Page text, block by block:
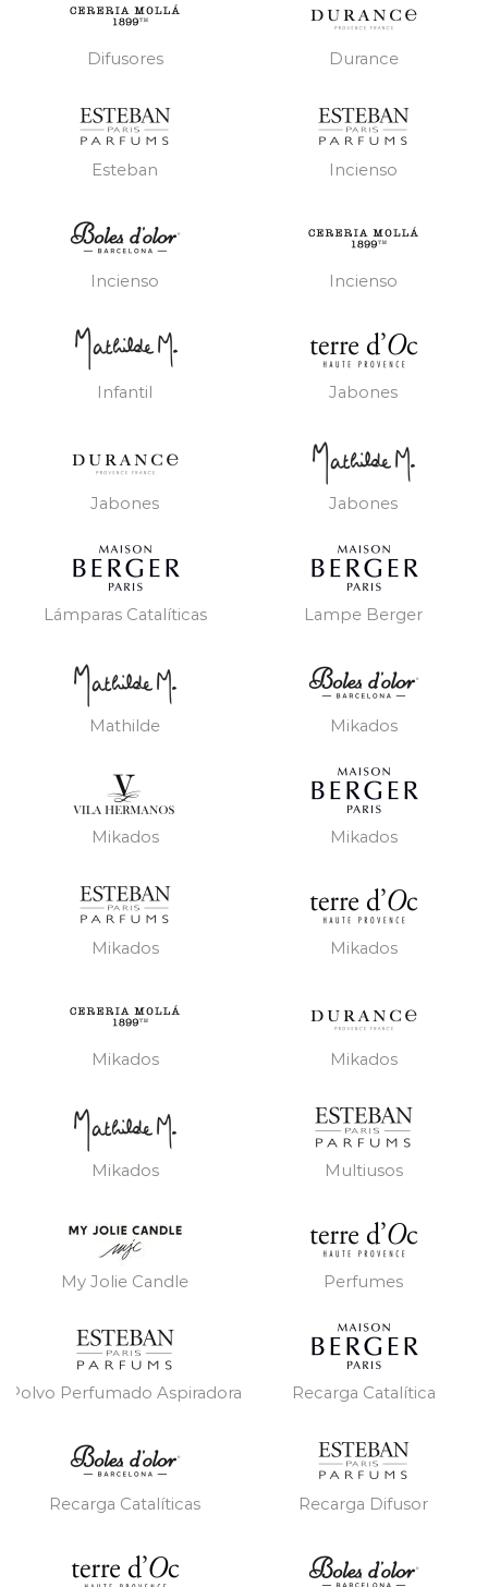
Difusores Durance
Esteban Incienso
Incienso Incienso
Infantil Jabones
Jabones Jabones
Lámparas Catalíticas Lampe Berger
Mathilde Mikados
Mikados Mikados
Mikados Mikados
Mikados Mikados
Mikados Multiusos
My Jolie Candle Perfumes
Polvo Perfumado Aspiradora Recarga Catalítica
Recarga Catalíticas Recarga Difusor